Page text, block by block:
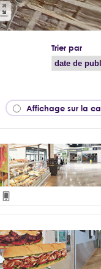
Trier par
Affichage sur la